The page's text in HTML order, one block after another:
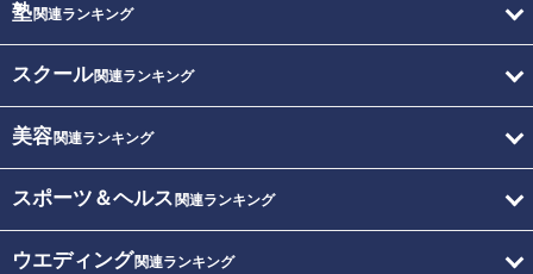
塾関連ランキング
スクール関連ランキング
美容関連ランキング
スポーツ＆ヘルス 関連ランキング
ウエディング関連ランキング